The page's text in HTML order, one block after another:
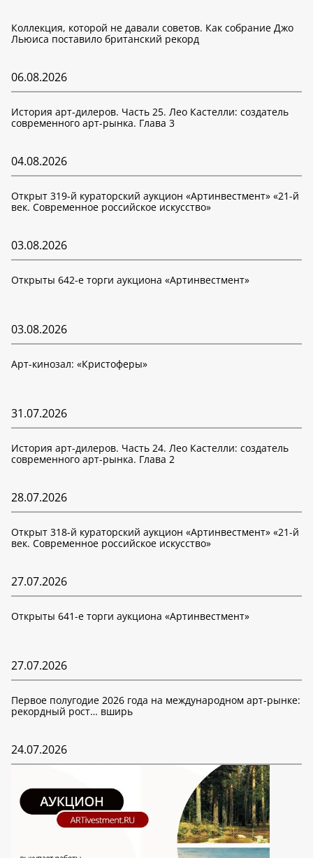
Коллекция, которой не давали советов. Как собрание Джо
Льюиса поставило британский рекорд
06.08.2026
История арт-дилеров. Часть 25. Лео Кастелли: создатель
современного арт-рынка. Глава 3
04.08.2026
Открыт 319-й кураторский аукцион «Артинвестмент» «21-й
век. Современное российское искусство»
03.08.2026
Открыты 642-е торги аукциона «Артинвестмент»
03.08.2026
Арт-кинозал: «Кристоферы»
31.07.2026
История арт-дилеров. Часть 24. Лео Кастелли: создатель
современного арт-рынка. Глава 2
28.07.2026
Открыт 318-й кураторский аукцион «Артинвестмент» «21-й
век. Современное российское искусство»
27.07.2026
Открыты 641-е торги аукциона «Артинвестмент»
27.07.2026
Первое полугодие 2026 года на международном арт-рынке:
рекордный рост… вширь
24.07.2026